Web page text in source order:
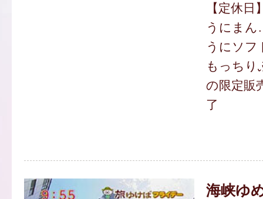
【定休日
うにま
うにソ
もっち
の限定販
了
海峡ゆ